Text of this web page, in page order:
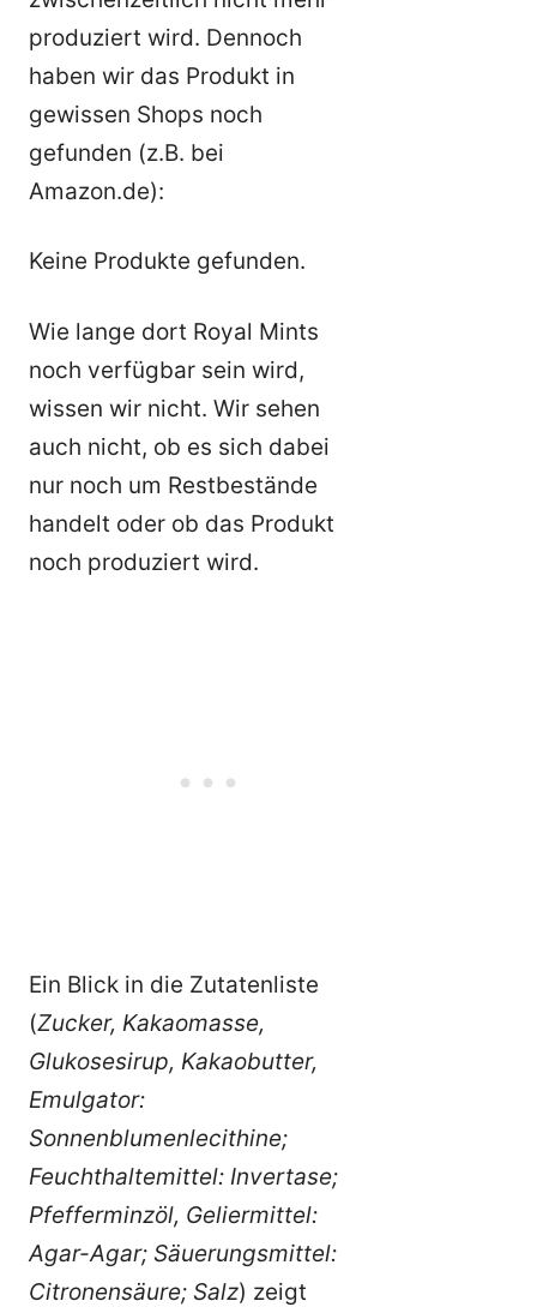
produziert wird. Dennoch
haben wir das Produkt in
gewissen Shops noch
gefunden (z.B. bei
Amazon.de):
Keine Produkte gefunden.
Wie lange dort Royal Mints
noch verfügbar sein wird,
wissen wir nicht. Wir sehen
auch nicht, ob es sich dabei
nur noch um Restbestände
handelt oder ob das Produkt
noch produziert wird.
Ein Blick in die Zutatenliste
(Zucker, Kakaomasse,
Glukosesirup, Kakaobutter,
Emulgator:
Sonnenblumenlecithine;
Feuchthaltemittel: Invertase;
Pfefferminzöl, Geliermittel:
Agar-Agar; Säuerungsmittel:
Citronensäure; Salz) zeigt